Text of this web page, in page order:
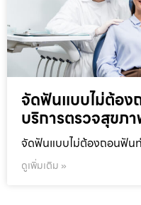
จัดฟันแบบไม่ต้อ
บริการตรวจสุขภ
จัดฟันแบบไม่ต้องถอนฟัน
ดูเพิ่มเติม »